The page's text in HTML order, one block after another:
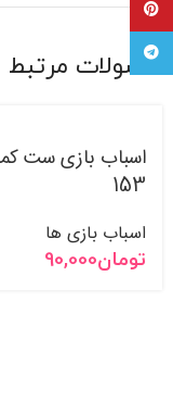
محصولات مرتبط
153
اسباب بازی ها
تومان90,000
پینترست
تلگرام